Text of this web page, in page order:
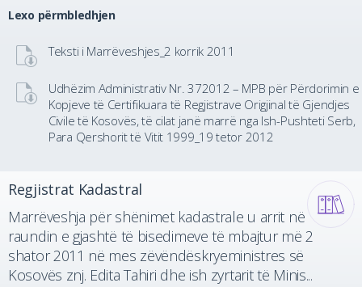
Lexo përmbledhjen
Teksti i Marrëveshjes_2 korrik 2011
Udhëzim Administrativ Nr. 372012 – MPB për Përdorimin e
Kopjeve të Certifikuara të Regjistrave Origjinal të Gjendjes
Civile të Kosovës, të cilat janë marrë nga Ish-Pushteti Serb,
Para Qershorit të Vitit 1999_19 tetor 2012
Regjistrat Kadastral
Marrëveshja për shënimet kadastrale u arrit në
raundin e gjashtë të bisedimeve të mbajtur më 2
shator 2011 në mes zëvëndëskryeministres së
Kosovës znj. Edita Tahiri dhe ish zyrtarit të Minis...